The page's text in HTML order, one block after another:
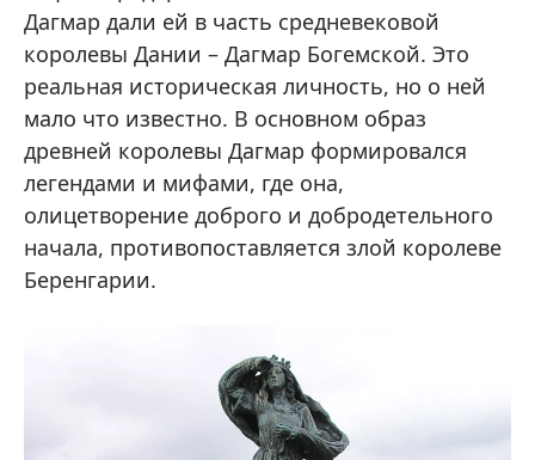
Дагмар дали ей в часть средневековой
королевы Дании – Дагмар Богемской. Это
реальная историческая личность, но о ней
мало что известно. В основном образ
древней королевы Дагмар формировался
легендами и мифами, где она,
олицетворение доброго и добродетельного
начала, противопоставляется злой королеве
Беренгарии.